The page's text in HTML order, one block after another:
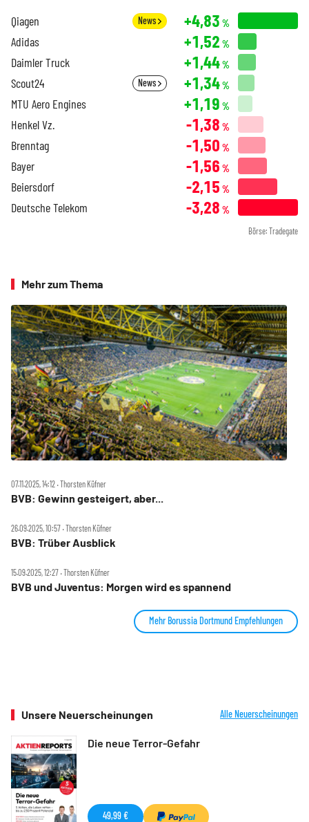
Qiagen News +4,83 %
Adidas +1,52 %
Daimler Truck +1,44%
Scout24 News +1,34%
MTU Aero Engines +1,19 %
Henkel Vz. -1,38 %
Brenntag -1,50 %
Bayer -1,56 %
Beiersdorf -2,15 %
Deutsche Telekom -3,28 %
Börse: Tradegate
Mehr zum Thema
07.11.2025, 14:12 ‧ Thorsten Küfner
BVB: Gewinn gesteigert, aber...
26.09.2025, 10:57 ‧ Thorsten Küfner
BVB: Trüber Ausblick
15.09.2025, 12:27 ‧ Thorsten Küfner
BVB und Juventus: Morgen wird es spannend
Mehr Borussia Dortmund Empfehlungen
Unsere Neuerscheinungen Alle Neuerscheinungen
Die neue Terror-Gefahr
49,99 €